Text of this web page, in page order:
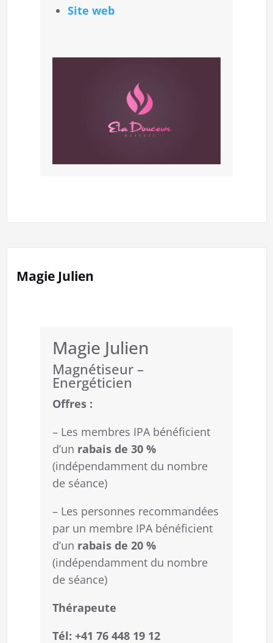
Site web
Magie Julien
Magie Julien
Magnétiseur –
Energéticien
Offres :
– Les membres IPA bénéficient
d’un rabais de 30 %
(indépendamment du nombre
de séance)
– Les personnes recommandées
par un membre IPA bénéficient
d’un rabais de 20 %
(indépendamment du nombre
de séance)
Thérapeute
Tél: +41 76 448 19 12